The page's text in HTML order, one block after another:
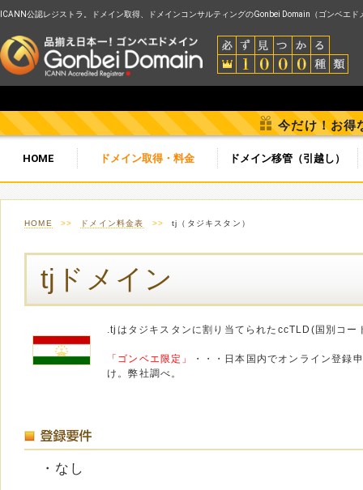
ICANN公認レジストラ。ドメイン取得、ドメインコンサルティングのGonbei Domain（ゴンベエド
今だけ！お得
HOME ドメイン取得・料金 ドメイン移管（引越し）
HOME >> ドメイン料金表 >> tj（タジキスタン）
tjドメイン
.tjはタジキスタンに割り当てられたccTLD(国別コー
「ゴンベエ限定」
・・・日本国内でオンライン登録
け。弊社調べ。
・なし